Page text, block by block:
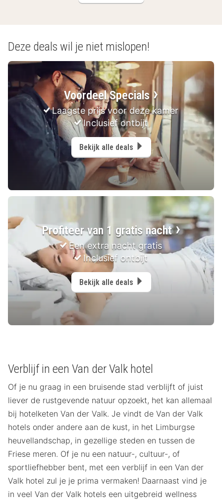
Deze deals wil je niet mislopen!
Voordeel Specials
Laagste prijs voor deze kamer
Inclusief ontbijt
Bekijk alle deals
Profiteer van 1 gratis nacht
Een extra nacht gratis
Inclusief ontbijt
Bekijk alle deals
Verblijf in een Van der Valk hotel
Of je nu graag in een bruisende stad verblijft of juist
liever de rustgevende natuur opzoekt, het kan allemaal
bij hotelketen Van der Valk. Je vindt de Van der Valk
hotels onder andere aan de kust, in het Limburgse
heuvellandschap, in gezellige steden en tussen de
Friese meren. Of je nu een natuur-, cultuur-, of
sportliefhebber bent, met een verblijf in een Van der
Valk hotel zul je je prima vermaken! Daarnaast vind je
in veel Van der Valk hotels een uitgebreid wellness